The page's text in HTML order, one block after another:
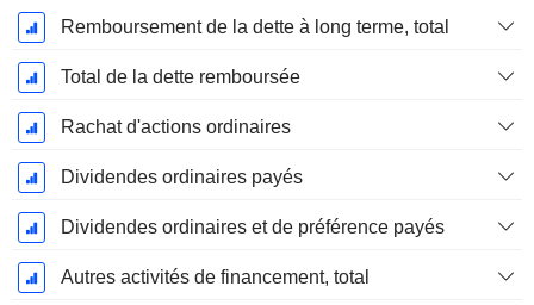
Remboursement de la dette à long terme, total
Total de la dette remboursée
Rachat d'actions ordinaires
Dividendes ordinaires payés
Dividendes ordinaires et de préférence payés
Autres activités de financement, total